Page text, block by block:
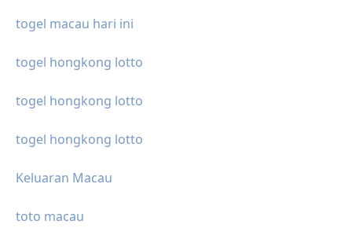
togel macau hari ini
togel hongkong lotto
togel hongkong lotto
togel hongkong lotto
Keluaran Macau
toto macau